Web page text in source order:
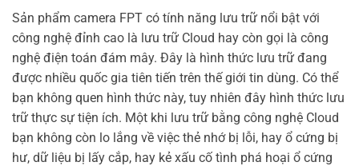
Sản phẩm camera FPT có tính năng lưu trữ nổi bật với
công nghệ đỉnh cao là lưu trữ Cloud hay còn gọi là công
nghệ điện toán đám mây. Đây là hình thức lưu trữ đang
được nhiều quốc gia tiên tiến trên thế giới tin dùng. Có thể
bạn không quen hình thức này, tuy nhiên đây hình thức lưu
trữ thực sự tiện ích. Một khi lưu trữ bằng công nghệ Cloud
bạn không còn lo lắng về việc thẻ nhớ bị lỗi, hay ổ cứng bị
hư, dữ liệu bị lấy cắp, hay kẻ xấu cố tình phá hoại ổ cứng